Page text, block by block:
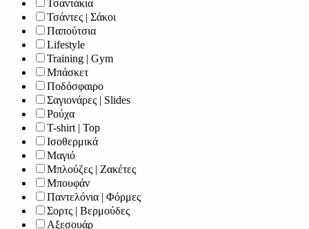
Τσαντάκια
Τσάντες | Σάκοι
Παπούτσια
Lifestyle
Training | Gym
Μπάσκετ
Ποδόσφαιρο
Σαγιονάρες | Slides
Ρούχα
T-shirt | Top
Ισοθερμικά
Μαγιό
Μπλούζες | Ζακέτες
Μπουφάν
Παντελόνια | Φόρμες
Σορτς | Βερμούδες
Αξεσουάρ